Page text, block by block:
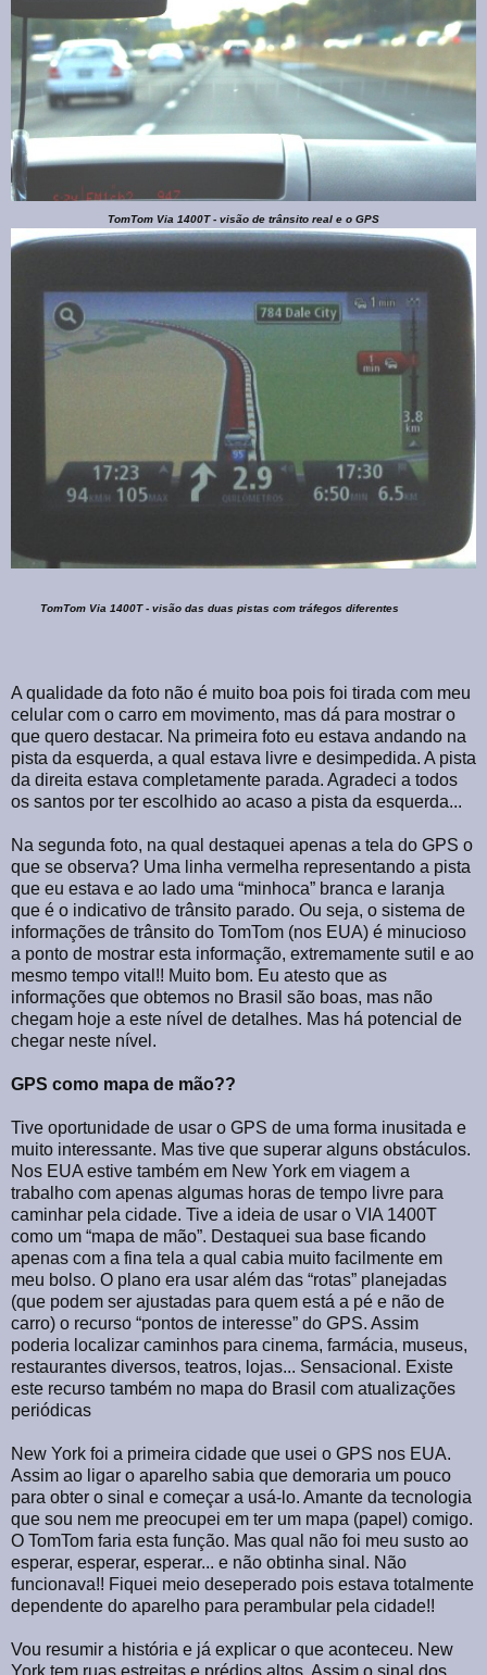
TomTom Via 1400T - visão de trânsito real e o GPS
TomTom Via 1400T - visão das duas pistas com tráfegos diferentes
A qualidade da foto não é muito boa pois foi tirada com meu
celular com o carro em movimento, mas dá para mostrar o
que quero destacar. Na primeira foto eu estava andando na
pista da esquerda, a qual estava livre e desimpedida. A pista
da direita estava completamente parada. Agradeci a todos
os santos por ter escolhido ao acaso a pista da esquerda...
Na segunda foto, na qual destaquei apenas a tela do GPS o
que se observa? Uma linha vermelha representando a pista
que eu estava e ao lado uma “minhoca” branca e laranja
que é o indicativo de trânsito parado. Ou seja, o sistema de
informações de trânsito do TomTom (nos EUA) é minucioso
a ponto de mostrar esta informação, extremamente sutil e ao
mesmo tempo vital!! Muito bom. Eu atesto que as
informações que obtemos no Brasil são boas, mas não
chegam hoje a este nível de detalhes. Mas há potencial de
chegar neste nível.
GPS como mapa de mão??
Tive oportunidade de usar o GPS de uma forma inusitada e
muito interessante. Mas tive que superar alguns obstáculos.
Nos EUA estive também em New York em viagem a
trabalho com apenas algumas horas de tempo livre para
caminhar pela cidade. Tive a ideia de usar o VIA 1400T
como um “mapa de mão”. Destaquei sua base ficando
apenas com a fina tela a qual cabia muito facilmente em
meu bolso. O plano era usar além das “rotas” planejadas
(que podem ser ajustadas para quem está a pé e não de
carro) o recurso “pontos de interesse” do GPS. Assim
poderia localizar caminhos para cinema, farmácia, museus,
restaurantes diversos, teatros, lojas... Sensacional. Existe
este recurso também no mapa do Brasil com atualizações
periódicas
New York foi a primeira cidade que usei o GPS nos EUA.
Assim ao ligar o aparelho sabia que demoraria um pouco
para obter o sinal e começar a usá-lo. Amante da tecnologia
que sou nem me preocupei em ter um mapa (papel) comigo.
O TomTom faria esta função. Mas qual não foi meu susto ao
esperar, esperar, esperar... e não obtinha sinal. Não
funcionava!! Fiquei meio deseperado pois estava totalmente
dependente do aparelho para perambular pela cidade!!
Vou resumir a história e já explicar o que aconteceu. New
York tem ruas estreitas e prédios altos. Assim o sinal dos